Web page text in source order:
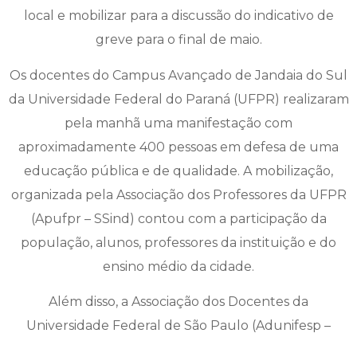
local e mobilizar para a discussão do indicativo de
greve para o final de maio.
Os docentes do Campus Avançado de Jandaia do Sul
da Universidade Federal do Paraná (UFPR) realizaram
pela manhã uma manifestação com
aproximadamente 400 pessoas em defesa de uma
educação pública e de qualidade. A mobilização,
organizada pela Associação dos Professores da UFPR
(Apufpr – SSind) contou com a participação da
população, alunos, professores da instituição e do
ensino médio da cidade.
Além disso, a Associação dos Docentes da
Universidade Federal de São Paulo (Adunifesp –